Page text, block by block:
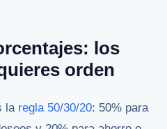
los
orden
la regla 50/30/20: 50% para